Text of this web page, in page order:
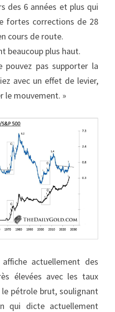
des 6 années et plus qui
fortes corrections de 28
cours de route.
beaucoup plus haut.
pouvez pas supporter la
avec un effet de levier,
le mouvement. »
actuellement des
élevées avec les taux
pétrole brut, soulignant
qui dicte actuellement